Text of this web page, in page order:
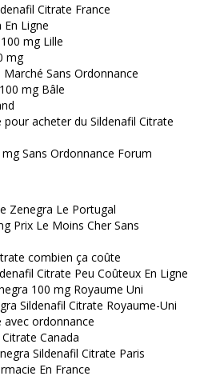
Citrate France
Ligne
mg Lille
mg
Sans Ordonnance
mg Bâle
acheter du Sildenafil Citrate
Sans Ordonnance Forum
Zenegra Le Portugal
Prix Le Moins Cher Sans
combien ça coûte
Citrate Peu Coûteux En Ligne
100 mg Royaume Uni
Sildenafil Citrate Royaume-Uni
avec ordonnance
Canada
Sildenafil Citrate Paris
En France